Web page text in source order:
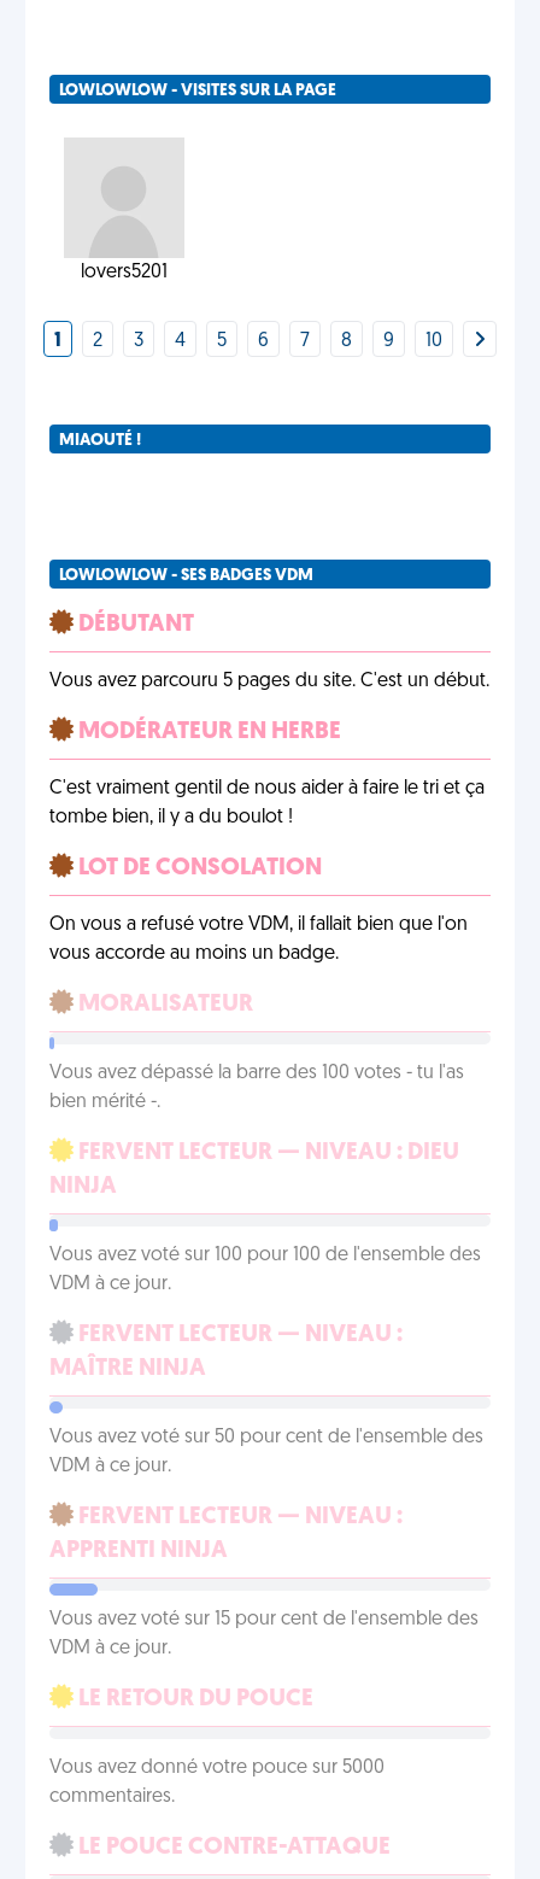
LOWLOWLOW - VISITES SUR LA PAGE
lovers5201
1 2 3 4 5 6 7 8 9 10
MIAOUTÉ !
LOWLOWLOW - SES BADGES VDM
DÉBUTANT
Vous avez parcouru 5 pages du site. C'est un début.
MODÉRATEUR EN HERBE
C'est vraiment gentil de nous aider à faire le tri et ça
tombe bien, il y a du boulot !
LOT DE CONSOLATION
On vous a refusé votre VDM, il fallait bien que l'on
vous accorde au moins un badge.
MORALISATEUR
Vous avez dépassé la barre des 100 votes - tu l'as
bien mérité -.
FERVENT LECTEUR — NIVEAU : DIEU
NINJA
Vous avez voté sur 100 pour 100 de l'ensemble des
VDM à ce jour.
FERVENT LECTEUR — NIVEAU :
MAÎTRE NINJA
Vous avez voté sur 50 pour cent de l'ensemble des
VDM à ce jour.
FERVENT LECTEUR — NIVEAU :
APPRENTI NINJA
Vous avez voté sur 15 pour cent de l'ensemble des
VDM à ce jour.
LE RETOUR DU POUCE
Vous avez donné votre pouce sur 5000
commentaires.
LE POUCE CONTRE-ATTAQUE